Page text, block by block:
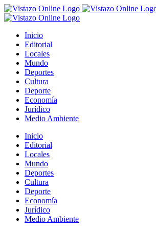
Saltar
al
Inicio
Editorial
Locales
Mundo
Deportes
Cultura
Deporte
Economía
Jurídico
Medio Ambiente
Inicio
Editorial
Locales
Mundo
Deportes
Cultura
Deporte
Economía
Jurídico
Medio Ambiente